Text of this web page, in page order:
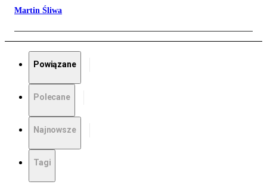
Martin Śliwa
Powiązane
Polecane
Najnowsze
Tagi